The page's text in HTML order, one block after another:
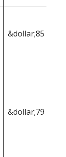
&dollar;85 544
&dollar;79 620